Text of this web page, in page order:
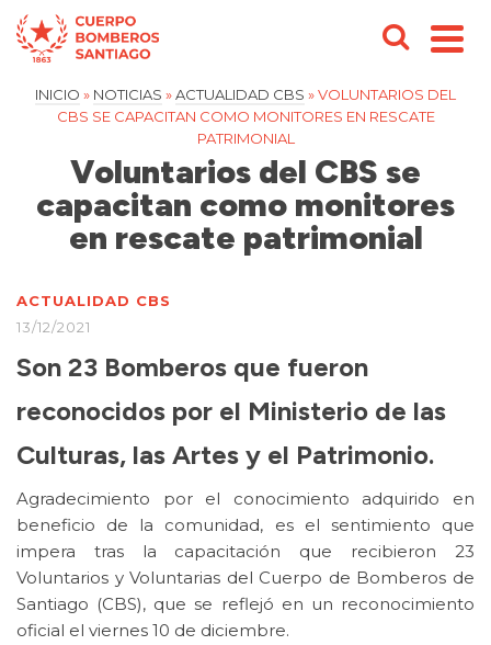
INICIO » NOTICIAS »ACTUALIDAD CBS »VOLUNTARIOS DEL
CBS SE CAPACITAN COMO MONITORES EN RESCATE
PATRIMONIAL
Voluntarios del CBS se
capacitan como monitores
en rescate patrimonial
ACTUALIDAD CBS
13/12/2021
Son 23 Bomberos que fueron
reconocidos por el Ministerio de las
Culturas, las Artes y el Patrimonio.
Agradecimiento por el conocimiento adquirido en
beneficio de la comunidad, es el sentimiento que
impera tras la capacitación que recibieron 23
Voluntarios y Voluntarias del Cuerpo de Bomberos de
Santiago (CBS), que se reflejó en un reconocimiento
oficial el viernes 10 de diciembre.